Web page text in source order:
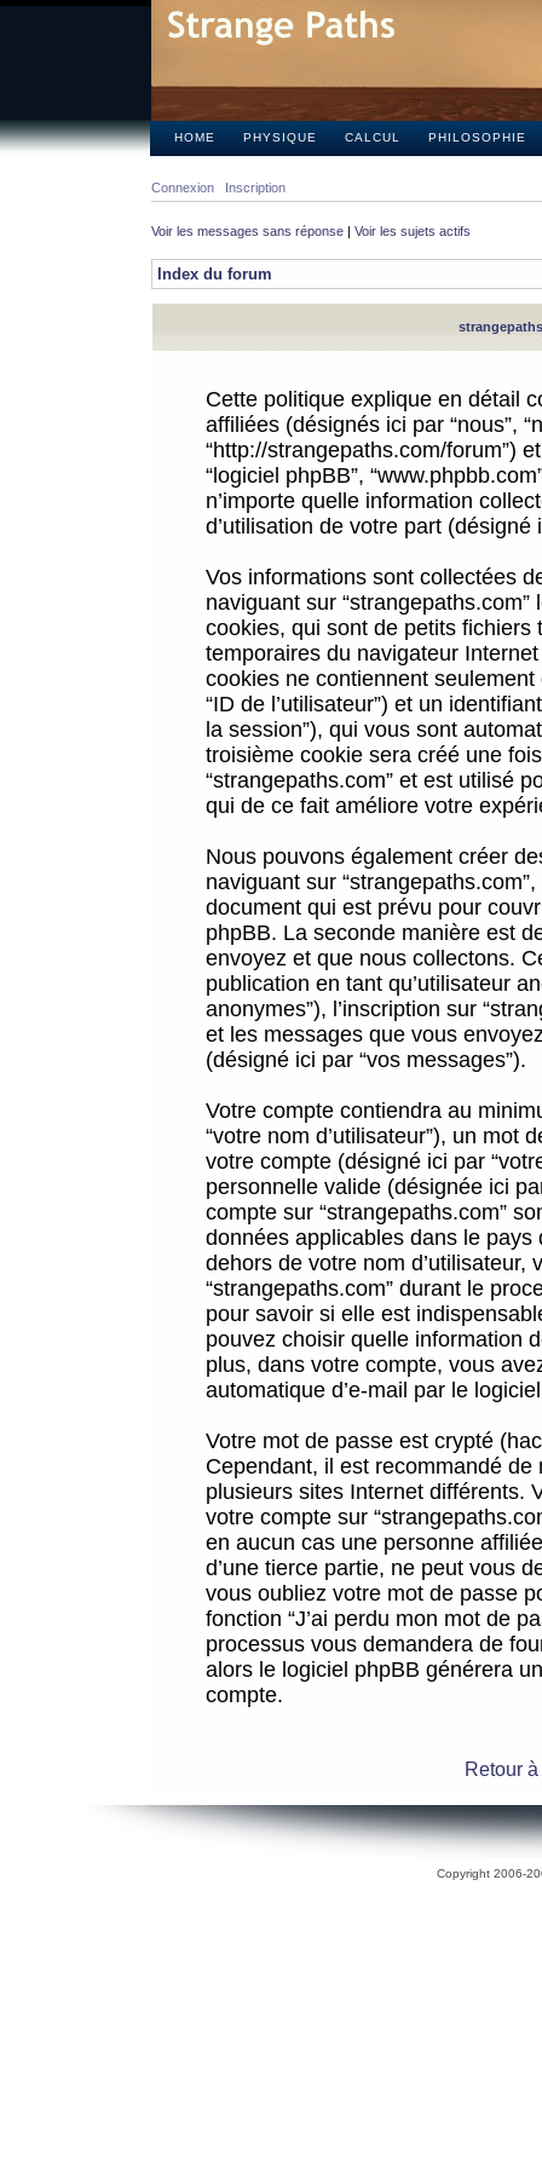
HOME PHYSIQUE CALCUL PHILOSOPHIE
Connexion Inscription
Voir les messages sans réponse | Voir les sujets actifs
Index du forum
Cette politique explique en détail
affiliées (désignés ici par “nous”,
“http://strangepaths.com/forum”)
“logiciel phpBB”,
n’importe quelle information
d’utilisation de votre part (désigné
Vos informations sont collectées
naviguant sur
cookies, qui sont de petits
temporaires du navigateur
cookies ne contiennent
“ID de l’utilisateur”) et un
la session”), qui vous sont
troisième cookie sera créé une
“strangepaths.com” et est utilisé
qui de ce fait améliore votre
Nous pouvons également créer
naviguant sur
document qui est prévu pour
phpBB. La seconde manière est
envoyez et que nous collectons.
publication en tant qu’utilisateur
anonymes”), l’inscription sur
et les messages que vous
(désigné ici par “vos messages”).
Votre compte contiendra au
“votre nom d’utilisateur”), un mot
votre compte (désigné ici par
personnelle valide (désignée ici
compte sur “strangepaths.com”
données applicables dans le
dehors de votre nom
“strangepaths.com” durant le
pour savoir si elle est
pouvez choisir quelle information
plus, dans votre compte, vous
automatique d’e-mail par le
Votre mot de passe est crypté
Cependant, il est recommandé
plusieurs sites Internet différents.
votre compte sur
en aucun cas une personne
d’une tierce partie, ne peut vous
vous oubliez votre mot de passe
fonction “J’ai perdu mon mot de
processus vous demandera de
alors le logiciel phpBB générera
compte.
Retour
Copyright 2006-